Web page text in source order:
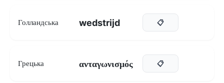
Голландська wedstrijd 📋
Грецька ανταγωνισμός 📋